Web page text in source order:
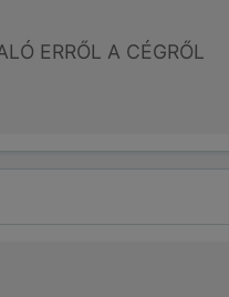
ERRŐL A CÉGRŐL